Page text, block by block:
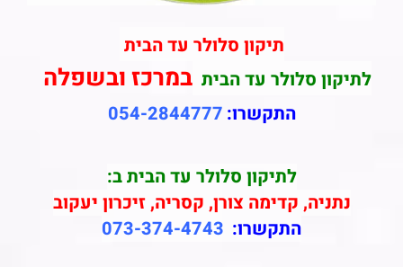
תיקון סלולר עד הבית
לתיקון סלולר עד הביתבמרכז ובשפלה
התקשרו: 054-2844777
לתיקון סלולר עד הבית ב:
נתניה, קדימה צורן, קסריה, זיכרון יעקוב
התקשרו: 073-374-4743